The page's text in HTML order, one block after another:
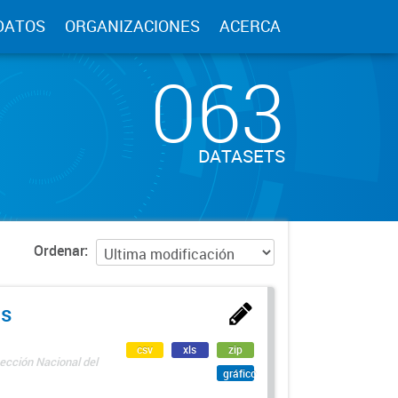
ORGANIZACIONES ACERCA
063
DATASETS
Ordenar
Nacional del
csv xls
zip
gráfico